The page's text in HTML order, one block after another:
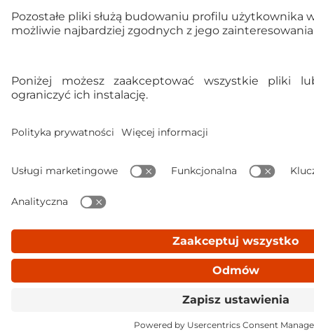
Zaloguj się Menu